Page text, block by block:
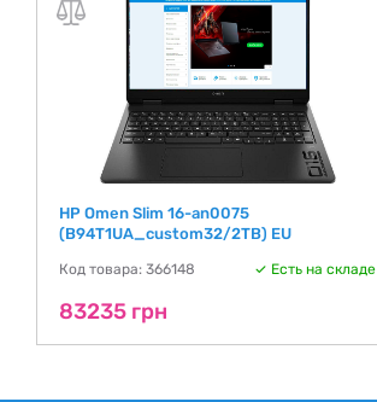
HP Omen Slim 16-an0075
(B94T1UA_custom32/2TB) EU
Код товара: 366148 Есть на складе
83235 грн